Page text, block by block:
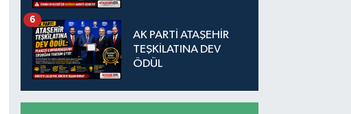
Güvenlik Sorunudur"
AK PARTİ ATAŞEHİR
TEŞKİLATINA DEV
ÖDÜL
6